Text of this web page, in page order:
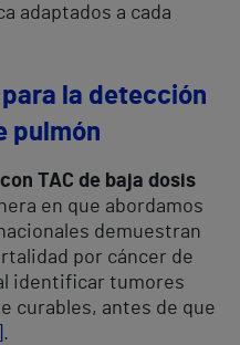
adaptados a cada
para la detección
pulmón
TAC de baja dosis
en que abordamos
demuestran
por cáncer de
identificar tumores
curables, antes de que
.